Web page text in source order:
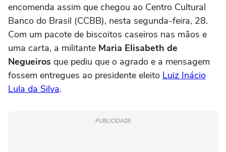
encomenda assim que chegou ao Centro Cultural
Banco do Brasil (CCBB), nesta segunda-feira, 28.
Com um pacote de biscoitos caseiros nas mãos e
uma carta, a militante Maria Elisabeth de
Negueiros que pediu que o agrado e a mensagem
fossem entregues ao presidente eleito Luiz Inácio
Lula da Silva.
PUBLICIDADE